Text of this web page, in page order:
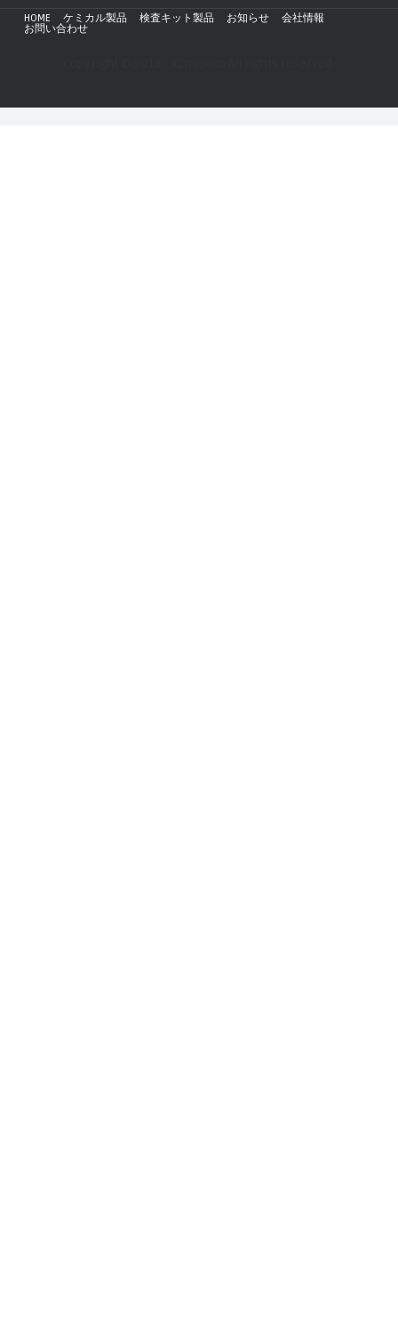
HOME ケミカル製品 検査キット製品 お知らせ
会社情報
お問い合わせ